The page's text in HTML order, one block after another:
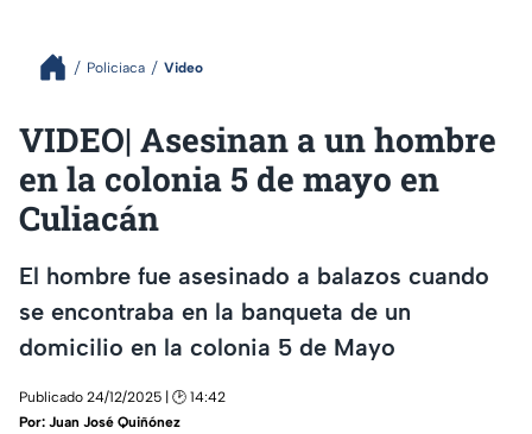
Policiaca Video
VIDEO| Asesinan a un hombre
en la colonia 5 de mayo en
Culiacán
El hombre fue asesinado a balazos cuando
se encontraba en la banqueta de un
domicilio en la colonia 5 de Mayo
Publicado 24/12/2025 | 🕑 14:42
Por: Juan José Quiñónez